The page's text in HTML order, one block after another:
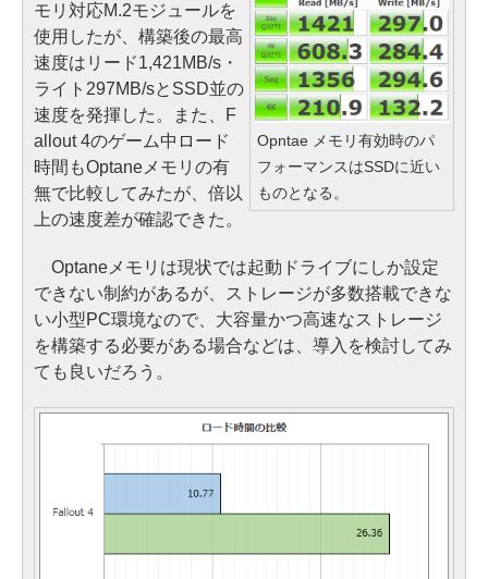
Opntae メモリ有効時のパ
フォーマンスはSSDに近い
ものとなる。
モリ対応M.2モジュールを
使用したが、構築後の最高
速度はリード1,421MB/s・
ライト297MB/sとSSD並の
速度を発揮した。また、F
allout 4のゲーム中ロード
時間もOptaneメモリの有
無で比較してみたが、倍以
上の速度差が確認できた。
Optaneメモリは現状では起動ドライブにしか設定
できない制約があるが、ストレージが多数搭載できな
い小型PC環境なので、大容量かつ高速なストレージ
を構築する必要がある場合などは、導入を検討してみ
ても良いだろう。